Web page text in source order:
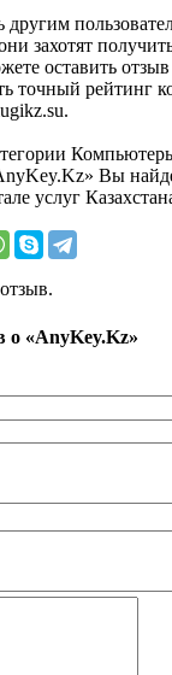
захотят
оставить
точный рейтинг
Вы
услуг
о «AnyKey.Kz»